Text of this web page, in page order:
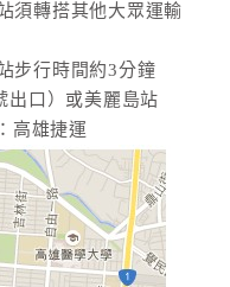
須轉搭其他大眾運輸
步行時間約3分鐘
出口）或美麗島站
高雄捷運